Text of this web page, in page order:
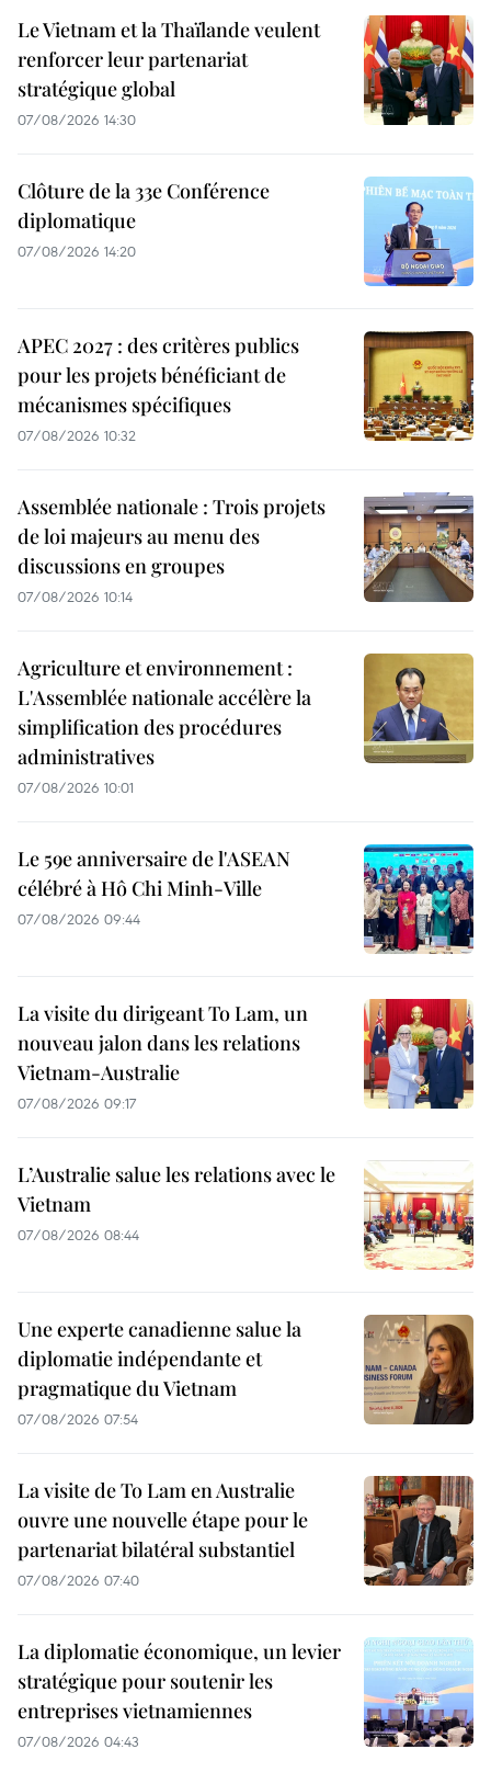
Le Vietnam et la Thaïlande veulent
renforcer leur partenariat
stratégique global
07/08/2026 14:30
Clôture de la 33e Conférence
diplomatique
07/08/2026 14:20
APEC 2027 : des critères publics
pour les projets bénéficiant de
mécanismes spécifiques
07/08/2026 10:32
Assemblée nationale : Trois projets
de loi majeurs au menu des
discussions en groupes
07/08/2026 10:14
Agriculture et environnement :
L'Assemblée nationale accélère la
simplification des procédures
administratives
07/08/2026 10:01
Le 59e anniversaire de l'ASEAN
célébré à Hô Chi Minh-Ville
07/08/2026 09:44
La visite du dirigeant To Lam, un
nouveau jalon dans les relations
Vietnam-Australie
07/08/2026 09:17
L’Australie salue les relations avec le
Vietnam
07/08/2026 08:44
Une experte canadienne salue la
diplomatie indépendante et
pragmatique du Vietnam
07/08/2026 07:54
La visite de To Lam en Australie
ouvre une nouvelle étape pour le
partenariat bilatéral substantiel
07/08/2026 07:40
La diplomatie économique, un levier
stratégique pour soutenir les
entreprises vietnamiennes
07/08/2026 04:43